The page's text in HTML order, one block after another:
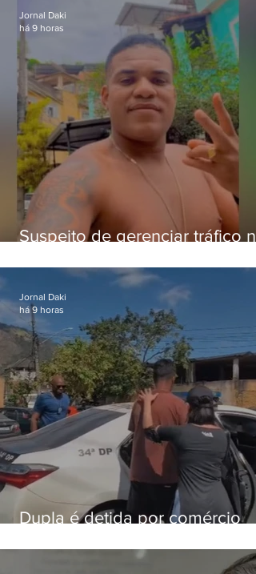
Suspeito de gerenciar tráfico na
foragido
Jornal Daki
há 9 horas
Dupla é detida por comércio
Bangu
Jornal Daki
há 9 horas